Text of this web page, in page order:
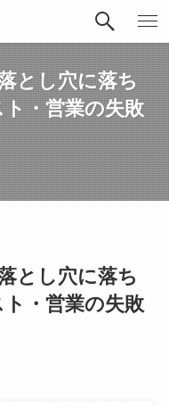
とし穴に落ち
・営業の失敗
とし穴に落ち
・営業の失敗